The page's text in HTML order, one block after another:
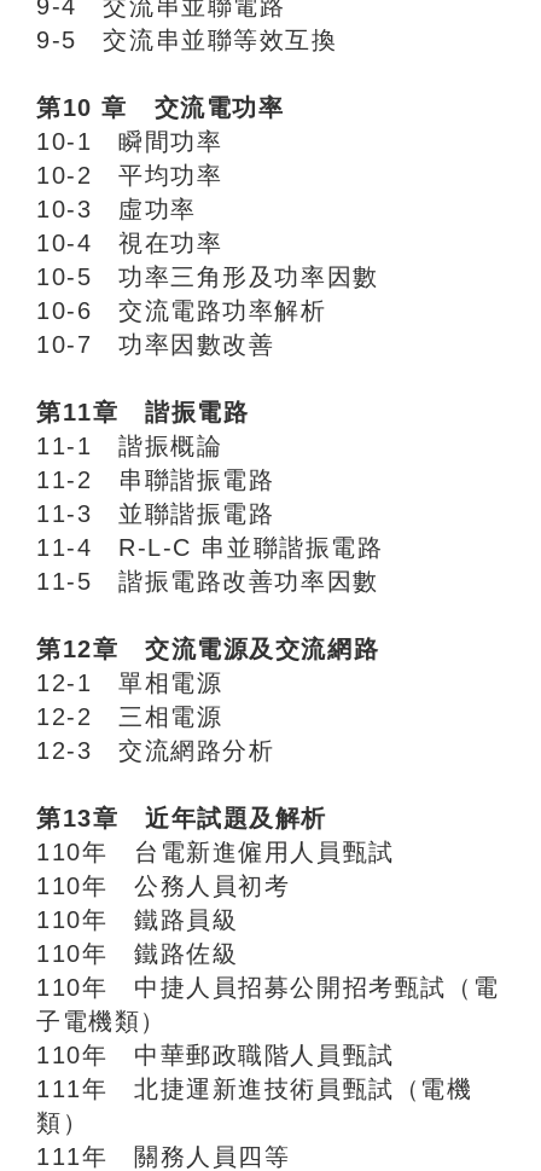
9-4 交流串並聯電路
9-5 交流串並聯等效互換
第10 章 交流電功率
10-1 瞬間功率
10-2 平均功率
10-3 虛功率
10-4 視在功率
10-5 功率三角形及功率因數
10-6 交流電路功率解析
10-7 功率因數改善
第11章 諧振電路
11-1 諧振概論
11-2 串聯諧振電路
11-3 並聯諧振電路
11-4 R-L-C 串並聯諧振電路
11-5 諧振電路改善功率因數
第12章 交流電源及交流網路
12-1 單相電源
12-2 三相電源
12-3 交流網路分析
第13章 近年試題及解析
110年 台電新進僱用人員甄試
110年 公務人員初考
110年 鐵路員級
110年 鐵路佐級
110年 中捷人員招募公開招考甄試（電
子電機類）
110年 中華郵政職階人員甄試
111年 北捷運新進技術員甄試（電機
類）
111年 關務人員四等